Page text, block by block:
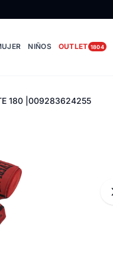
NIÑOS OUTLET 1804
180 |009283624255